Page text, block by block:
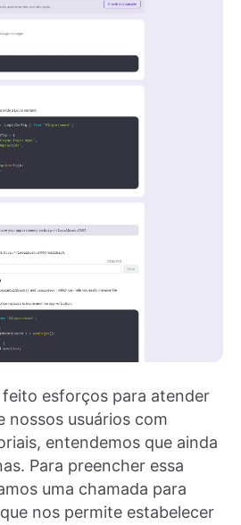
esforços para atender
nossos usuários com
entendemos que ainda
Para preencher essa
uma chamada para
nos permite estabelecer